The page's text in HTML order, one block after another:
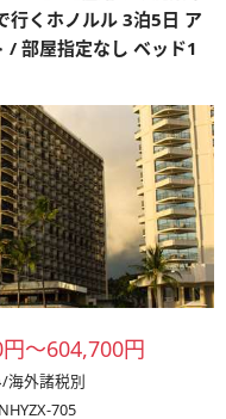
くホノルル 3泊5日 ア
/ 部屋指定なし ベッド1
～604,700円
海外諸税別
705